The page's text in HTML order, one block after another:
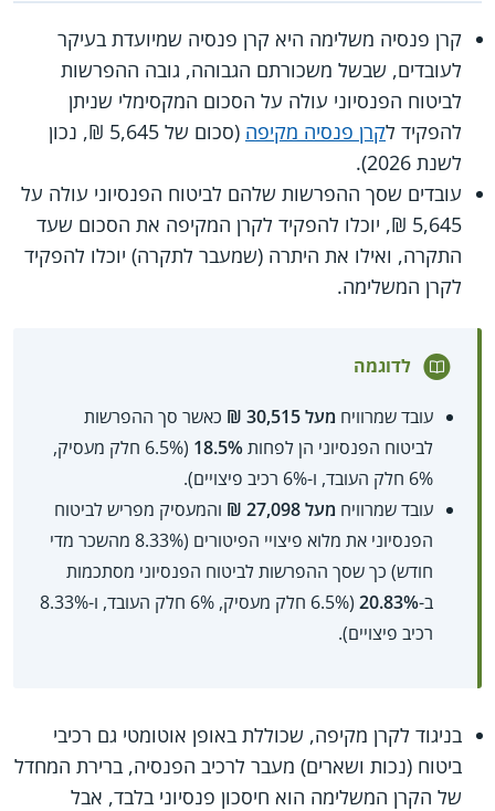
קרן פנסיה משלימה היא קרן פנסיה שמיועדת בעיקר
לעובדים, שבשל משכורתם הגבוהה, גובה ההפרשות
לביטוח הפנסיוני עולה על הסכום המקסימלי שניתן
להפקיד לקרן פנסיה מקיפה
(סכום של 5,645 ₪, נכון
לשנת 2026).
עובדים שסך ההפרשות שלהם לביטוח הפנסיוני עולה על
5,645 ₪, יוכלו להפקיד לקרן המקיפה את הסכום שעד
התקרה, ואילו את היתרה (שמעבר לתקרה) יוכלו להפקיד
לקרן המשלימה.
לדוגמה
עובד שמרוויח מעל 30,515 ₪
כאשר סך ההפרשות
לביטוח הפנסיוני הן לפחות18.5%
(6.5% חלק מעסיק,
6% חלק העובד, ו-6% רכיב פיצויים).
עובד שמרוויח מעל 27,098 ₪
והמעסיק מפריש לביטוח
הפנסיוני את מלוא פיצויי הפיטורים (8.33% מהשכר מדי
חודש) כך שסך ההפרשות לביטוח הפנסיוני מסתכמות
ב-20.83%
(6.5% חלק מעסיק, 6% חלק העובד, ו-8.33%
רכיב פיצויים).
בניגוד לקרן מקיפה, שכוללת באופן אוטומטי גם רכיבי
ביטוח (נכות ושארים) מעבר לרכיב הפנסיה, ברירת המחדל
של הקרן המשלימה הוא חיסכון פנסיוני בלבד, אבל